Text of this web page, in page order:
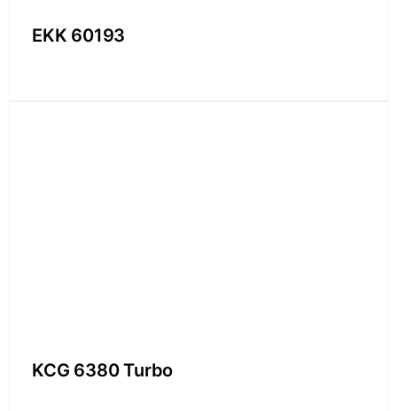
EKK 60193
KCG 6380 Turbo